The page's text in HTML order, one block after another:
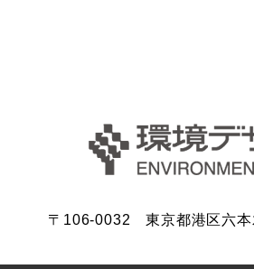
〒106-0032 東京都港区六